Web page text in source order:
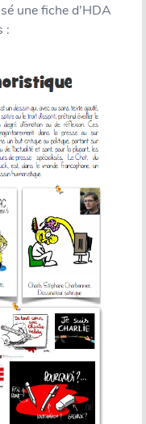
une fiche d’HDA
: